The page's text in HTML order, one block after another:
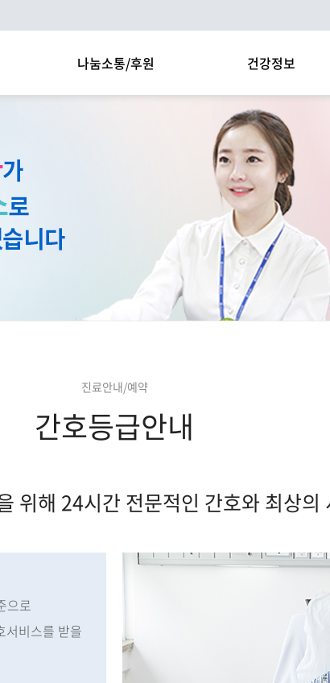
나눔소통/후원 건강정보
진료안내/예약
간호등급안내
위해 24시간 전문적인 간호와 최상의
으로
서비스를 받을